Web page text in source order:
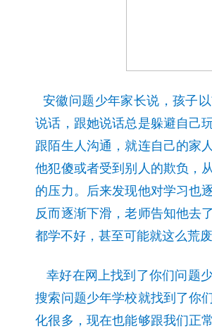
安徽问题少年家长说，孩子
说话，跟她说话总是躲避自己
跟陌生人沟通，就连自己的家
他犯傻或者受到别人的欺负，
的压力。后来发现他对学习也
反而逐渐下滑，老师告知他去
都学不好，甚至可能就这么荒废
幸好在网上找到了你们问题
搜索问题少年学校就找到了你
化很多，现在也能够跟我们正